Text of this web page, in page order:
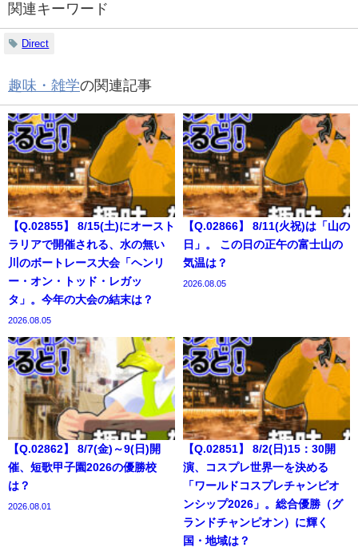
関連キーワード
Direct
趣味・雑学の関連記事
【Q.02855】 8/15(土)にオースト
ラリアで開催される、水の無い
川のボートレース大会「ヘンリ
ー・オン・トッド・レガッ
タ」。今年の大会の結末は？
2026.08.05
【Q.02866】 8/11(火祝)は「山の
日」。 この日の正午の富士山の
気温は？
2026.08.05
【Q.02862】 8/7(金)～9(日)開
催、短歌甲子園2026の優勝校
は？
2026.08.01
【Q.02851】 8/2(日)15：30開
演、コスプレ世界一を決める
「ワールドコスプレチャンピオ
ンシップ2026」。総合優勝（グ
ランドチャンピオン）に輝く
国・地域は？